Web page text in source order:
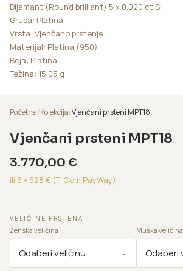
Dijamant (Round brilliant) 5 x 0,020 ct SI
Grupa: Platina
Vrsta: Vjenčano prstenje
Materijal: Platina (950)
Boja: Platina
Težina: 15,05 g
Početna/Kolekcija/Vjenčani prsteni MPT18
Vjenčani prsteni MPT18
3.770,00 €
ili 6 × 628 € (T-Com PayWay)
VELIČINE PRSTENA
Ženska veličina
Muška veličina